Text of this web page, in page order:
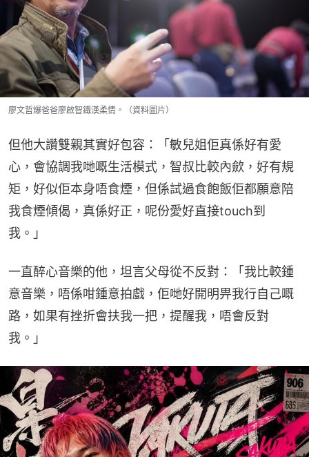
廖文哲爆爸爸廖啟智鐵漢柔情。（資料圖片）
但他大讚雙親其實好包容：「敏兒姐佢真係好有愛
心，會協調我哋嘅生活模式，智叔比較內歛，好有規
矩，好似佢本身唔食煙，但係試過食飽飯佢都願意陪
我食煙傾偈，真係好正，呢份愛好直接touch到
我。」
一直醉心音樂的他，坦言父母從不反對：「我比較鍾
意音樂，唔係咁鍾意拍戲，佢哋好開明畀我行自己嘅
路，如果有挫折會扶我一把，提醒我，唔會反對
我。」